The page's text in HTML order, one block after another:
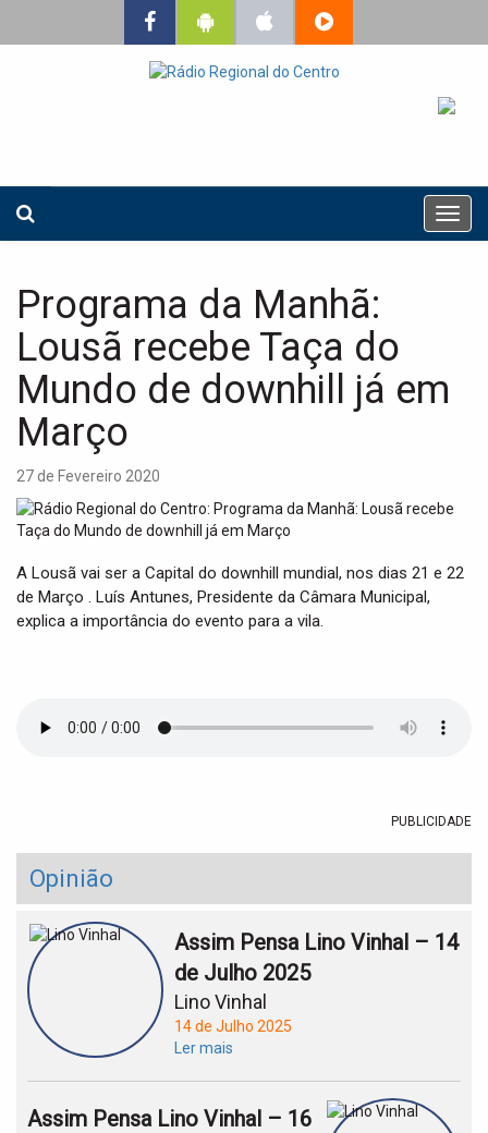
T
o
v
i
Programa da Manhã:
Lousã recebe Taça do
Mundo de downhill já em
Março
27 de Fevereiro 2020
A Lousã vai ser a Capital do downhill mundial, nos dias 21 e 22
de Março . Luís Antunes, Presidente da Câmara Municipal,
explica a importância do evento para a vila.
PUBLICIDADE
Opinião
Assim Pensa Lino Vinhal – 14
de Julho 2025
Lino Vinhal
14 de Julho 2025
Ler mais
Assim Pensa Lino Vinhal – 16